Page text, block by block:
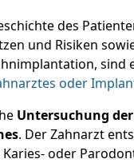
des
und Risiken
sind
oder
Untersuchung
. Der Zahnarzt
oder